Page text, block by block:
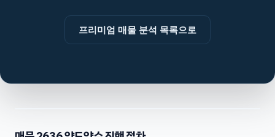
프리미엄 매물 분석 목록으로